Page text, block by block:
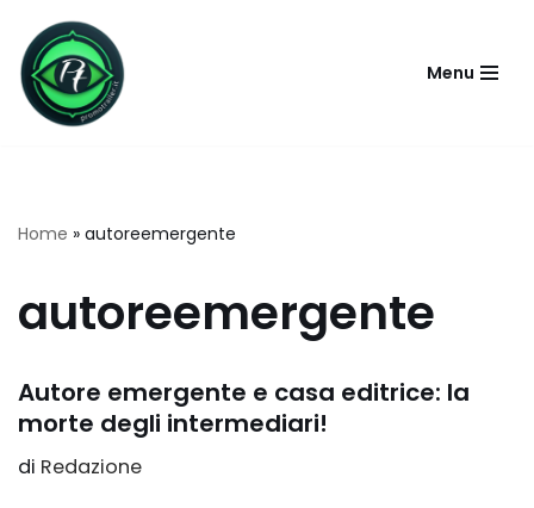
Vai
al
contenuto
Menu
Home » autoreemergente
autoreemergente
Autore emergente e casa editrice: la
morte degli intermediari!
di Redazione